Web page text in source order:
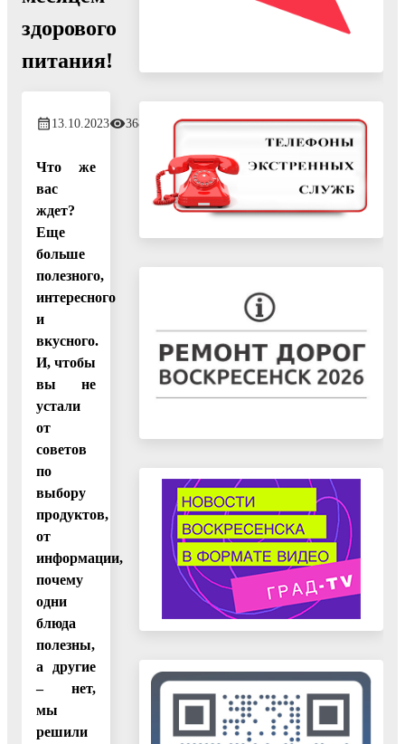
здорового
питания!
13.10.2023 368
Что же
вас
ждет?
Еще
больше
полезного,
интересного
и
вкусного.
И, чтобы
вы не
устали
от
советов
по
выбору
продуктов,
от
информации,
почему
одни
блюда
полезны,
а другие
– нет,
мы
решили